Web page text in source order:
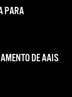
PARA
DE AAIS